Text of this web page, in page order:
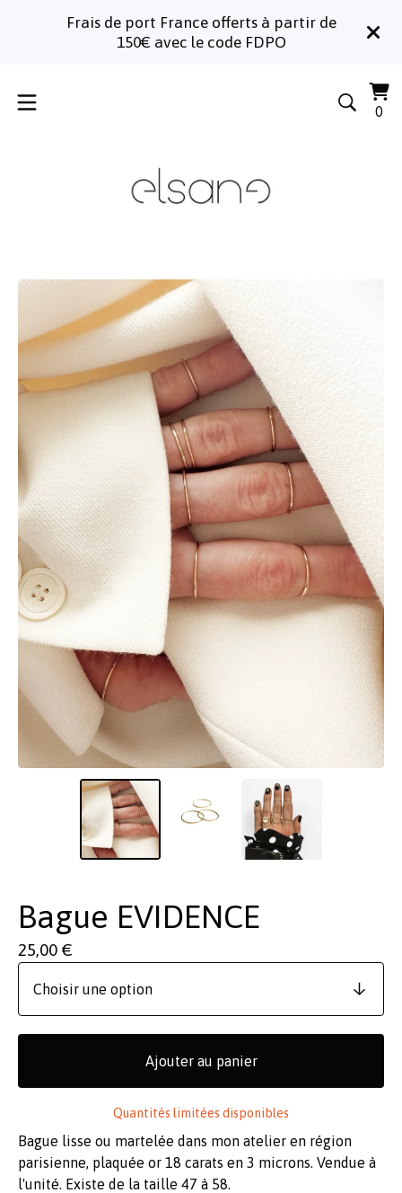
Frais de port France offerts à partir de
150€ avec le code FDPO
0
Bague EVIDENCE
25,00 €
Ajouter au panier
Quantités limitées disponibles
Bague lisse ou martelée dans mon atelier en région
parisienne, plaquée or 18 carats en 3 microns. Vendue à
l'unité. Existe de la taille 47 à 58.